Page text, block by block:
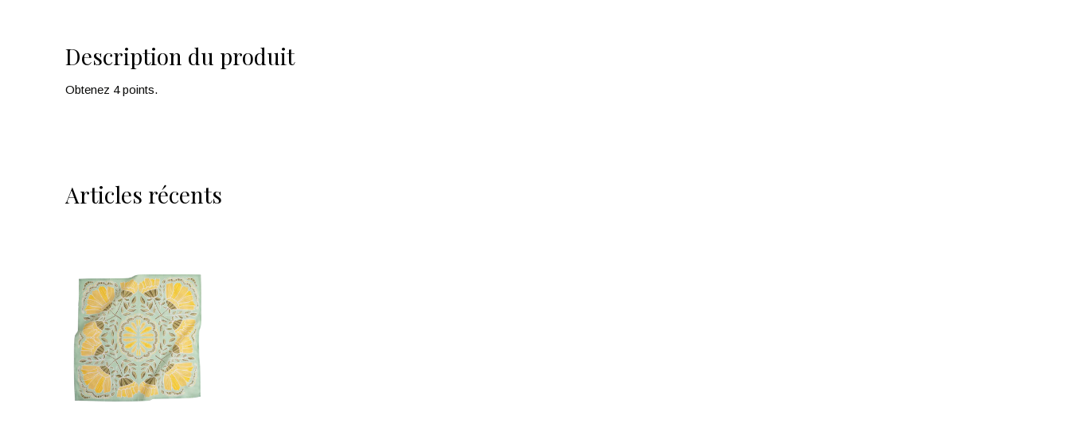
Description du produit
Obtenez 4 points.
Articles récents